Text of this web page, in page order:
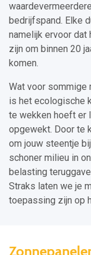
bedrijfspand. Elke
namelijk ervoor dat
zijn om binnen 20
komen.
Wat voor sommige
is het ecologische
te wekken hoeft er
opgewekt. Door te
om jouw steentje
schoner milieu in
belasting
Straks laten we je
toepassing zijn op